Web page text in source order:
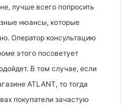
лучше всего попросить
нюансы, которые
Оператор консультацию
этого посоветует
В том случае, если
ATLANT, то тогда
покупатели зачастую